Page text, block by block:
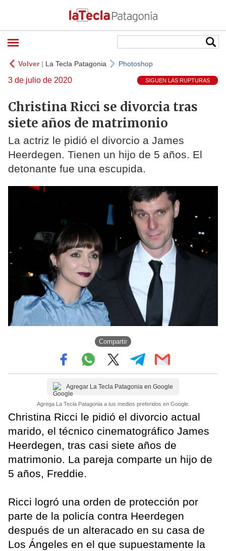
Volver| La Tecla Patagonia Photoshop
3 de julio de 2020 SIGUEN LAS RUPTURAS
Christina Ricci se divorcia tras
siete años de matrimonio
La actriz le pidió el divorcio a James
Heerdegen. Tienen un hijo de 5 años. El
detonante fue una escupida.
Compartir
Agregar La Tecla Patagonia en Google
Agrega La Tecla Patagonia a tus medios preferidos en Google.
Christina Ricci le pidió el divorcio actual
marido, el técnico cinematográfico James
Heerdegen, tras casi siete años de
matrimonio. La pareja comparte un hijo de
5 años, Freddie.
Ricci logró una orden de protección por
parte de la policía contra Heerdegen
después de un alteracado en su casa de
Los Ángeles en el que supuestamente la